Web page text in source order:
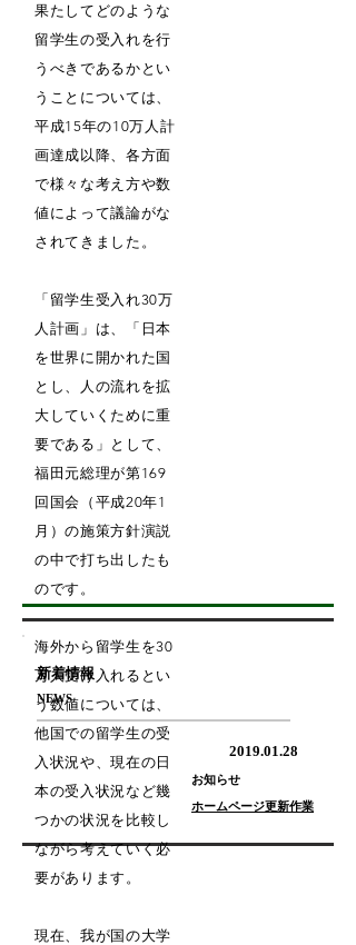
新着情報
NEWS
​2019.01.28
​お知らせ
​ホームページ更新作業
果たしてどのような
留学生の受入れを行
うべきであるかとい
うことについては、
平成15年の10万人計
画達成以降、各方面
で様々な考え方や数
値によって議論がな
されてきました。
「留学生受入れ30万
人計画」は、「日本
を世界に開かれた国
とし、人の流れを拡
大していくために重
要である」として、
福田元総理が第169
回国会（平成20年1
月）の施策方針演説
の中で打ち出したも
のです。
海外から留学生を30
万人受け入れるとい
う数値については、
他国での留学生の受
入状況や、現在の日
本の受入状況など幾
つかの状況を比較し
ながら考えていく必
要があります。
現在、我が国の大学